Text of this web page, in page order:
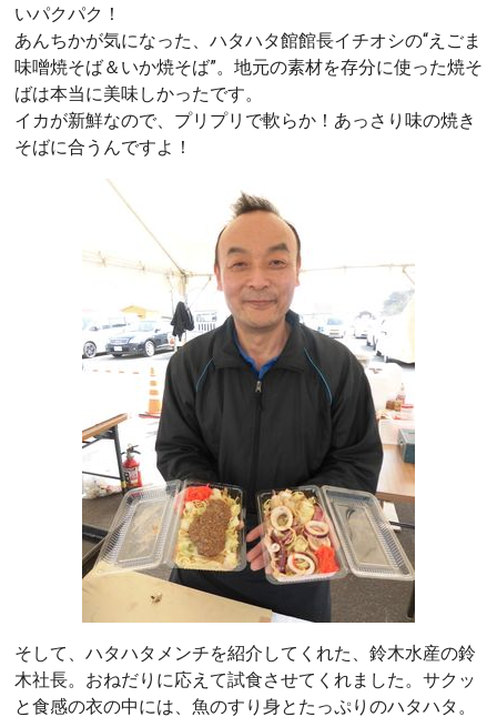
いパクパク！
あんちかが気になった、ハタハタ館館長イチオシの“えごま
味噌焼そば＆いか焼そば”。地元の素材を存分に使った焼そ
ばは本当に美味しかったです。
イカが新鮮なので、プリプリで軟らか！あっさり味の焼き
そばに合うんですよ！
そして、ハタハタメンチを紹介してくれた、鈴木水産の鈴
木社長。おねだりに応えて試食させてくれました。サクッ
と食感の衣の中には、魚のすり身とたっぷりのハタハタ。